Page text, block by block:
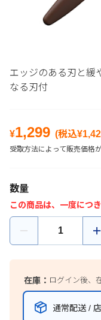
エッジのある刃と緩
なる刃付
¥1,299 (税込¥
受取方法によって販売価格
数量
この商品は、一度につ
在庫： ログイン後、
通常配送 /